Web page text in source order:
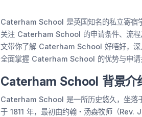
Caterham School 是英国知名的私立寄宿
关注 Caterham School 的申请条件、流
文带你了解 Caterham School 好唔好，深
全面掌握 Caterham School 的优势与申请
Caterham School 背景介
Caterham School 是一所历史悠久，坐落
于 1811 年，最初由约翰・汤森牧师（